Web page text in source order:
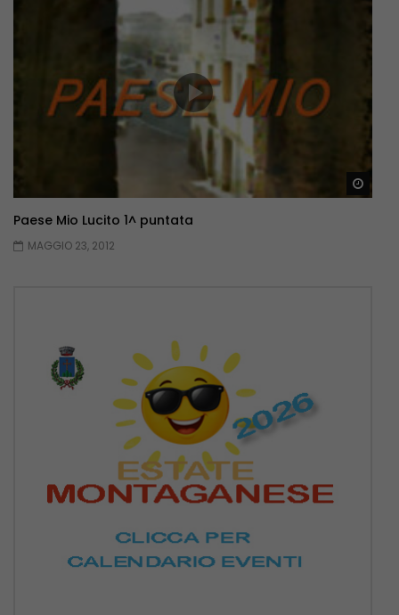
Paese Mio Lucito 1^ puntata
MAGGIO 23, 2012